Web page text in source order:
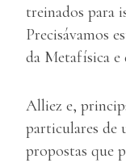
treinados para
Precisávamos
da Metafísica e
Alliez e,
particulares de
propostas que